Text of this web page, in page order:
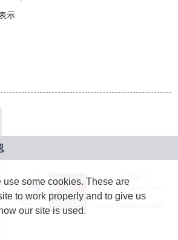
示
JASRAC許諾番号：
9024936001Y45037
JASRAC許諾番号：
use some cookies. These are
to work properly and to give us
our site is used.